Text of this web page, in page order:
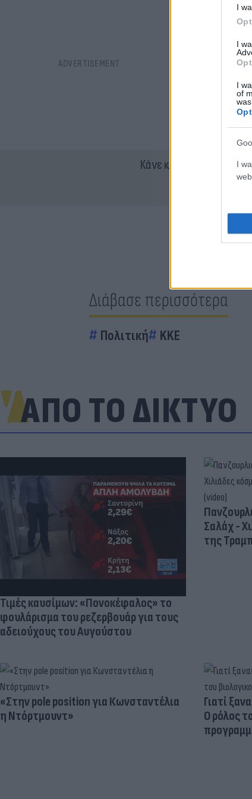
I
I
I
of
I
Κάνε κλικ και δες
Διάβασε περισσότερα
Πολιτική KKE
ΑΠΟ ΤΟ ΔΙΚΤΥΟ
Τιμές καυσίμων: «Πονοκέφαλος» το
φουλάρισμα του ρεζερβουάρ για τους
αδειούχους του Αυγούστου
Σαλάχ -
της
«Στην pole position για Κωνσταντέλια
η Ντόρτμουντ»
Γιατί
Ο ρόλος